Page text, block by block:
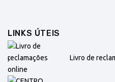
LINKS ÚTEIS
Livro de